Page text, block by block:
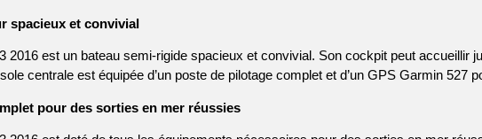
spacieux et convivial
2016 est un bateau semi-rigide spacieux et convivial. Son cockpit peut accueillir
centrale est équipée d’un poste de pilotage complet et d’un GPS Garmin 527
pour des sorties en mer réussies